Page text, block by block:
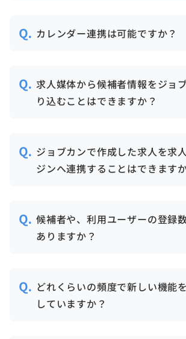
のみ利用させることも可能です。
また、ジョブカンシリーズは、情
27001」の認証を取得していま
利用いただけます。
・電話：050-3161-4962
・メール（お問合せフォーム）：
https://jobcan-
・チャット
※すべての窓口受付時間：平日
12:00/13:00～17:00
カレンダー連携は可能ですか？
Office365に対応しています。
求人媒体から候補者情報をジョ
り込むことはできますか？
情報を自動でジョブカンに取り込
対象の求人媒体については、 サ
へお問い合わせください。
ジョブカンで作成した求人を求
ジンへ連携することはできます
ます。 連携した求人に応募があ
は、候補者情報が自動でジョブ
されます。
候補者や、利用ユーザーの登録
ありますか？
りません。
ユーザー数は料金にも含まれま
どれくらいの頻度で新しい機能
していますか？